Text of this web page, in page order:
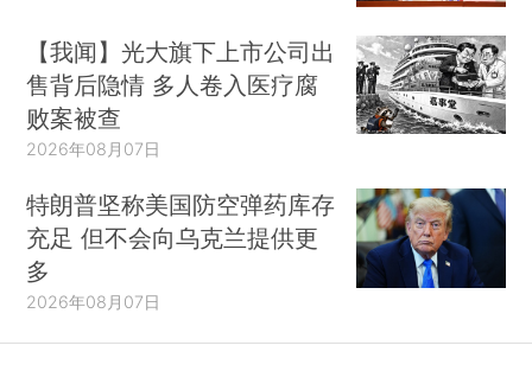
【我闻】光大旗下上市公司出
售背后隐情 多人卷入医疗腐
败案被查
2026年08月07日
特朗普坚称美国防空弹药库存
充足 但不会向乌克兰提供更
多
2026年08月07日